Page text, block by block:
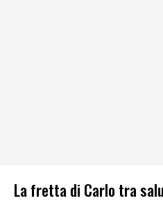
La fretta di Carlo tra